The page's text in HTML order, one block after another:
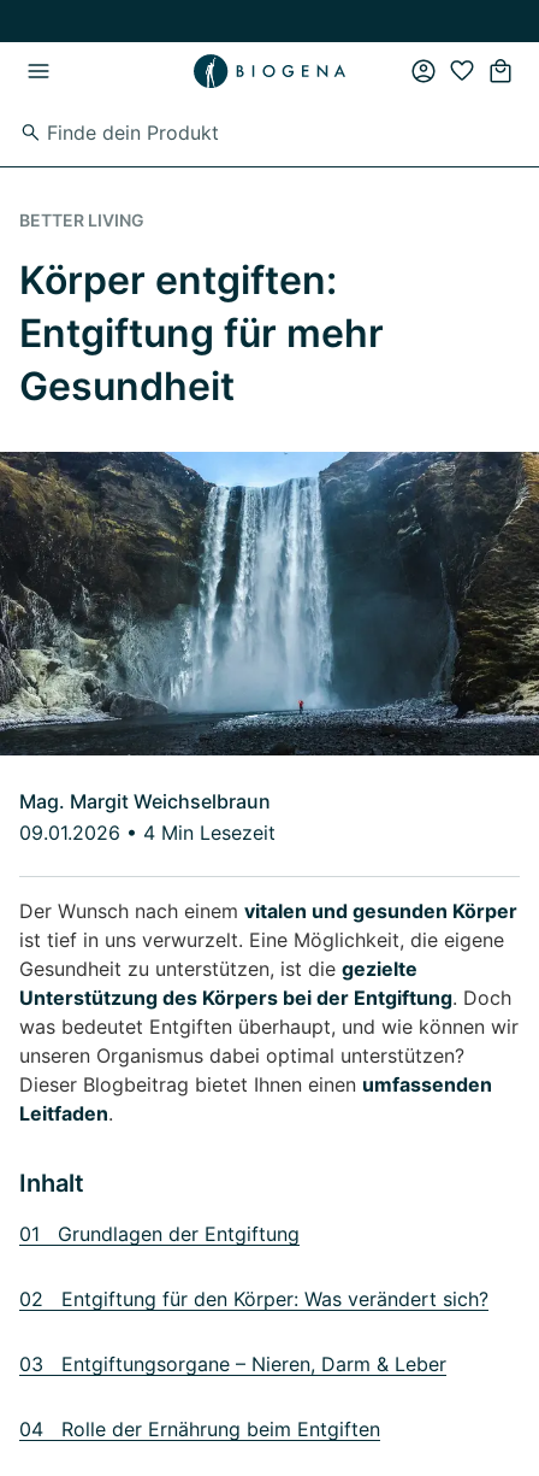
BETTER LIVING
Körper entgiften:
Entgiftung für mehr
Gesundheit
Mag. Margit Weichselbraun
09.01.2026 • 4 Min Lesezeit
Der Wunsch nach einem vitalen und gesunden Körper
ist tief in uns verwurzelt. Eine Möglichkeit, die eigene
Gesundheit zu unterstützen, ist die gezielte
Unterstützung des Körpers bei der Entgiftung. Doch
was bedeutet Entgiften überhaupt, und wie können wir
unseren Organismus dabei optimal unterstützen?
Dieser Blogbeitrag bietet Ihnen einen umfassenden
Leitfaden.
Inhalt
01 Grundlagen der Entgiftung
02 Entgiftung für den Körper: Was verändert sich?
03 Entgiftungsorgane – Nieren, Darm & Leber
04 Rolle der Ernährung beim Entgiften